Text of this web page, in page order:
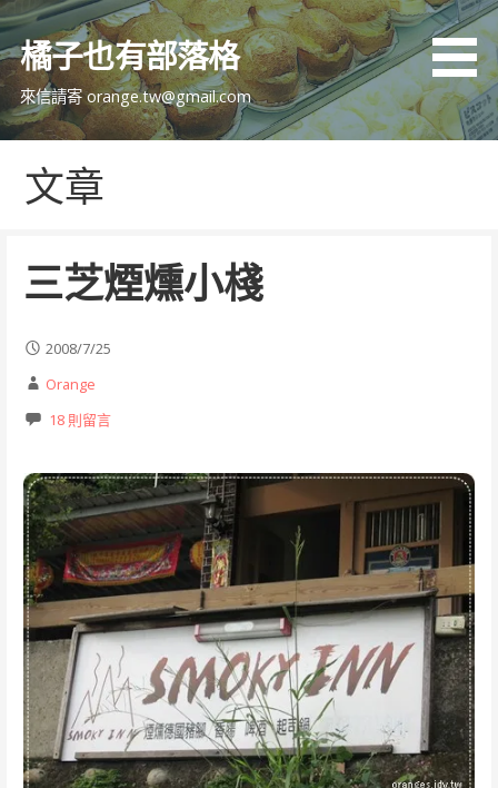
跳
主
內
橘子也有部落格
來信請寄 orange.tw@gmail.com
文章
三芝煙燻小棧
2008/7/25
Orange
18 則留言